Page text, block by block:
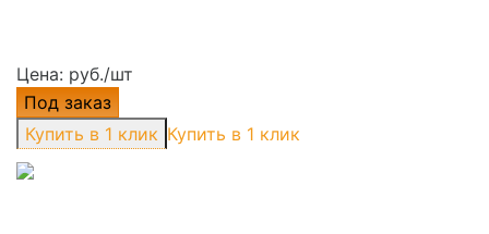
Цена: руб./шт
Под заказ
Купить в 1 клик